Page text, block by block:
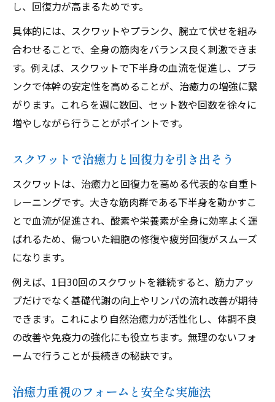
し、回復力が高まるためです。
具体的には、スクワットやプランク、腕立て伏せを組み
合わせることで、全身の筋肉をバランス良く刺激できま
す。例えば、スクワットで下半身の血流を促進し、プラ
ンクで体幹の安定性を高めることが、治癒力の増強に繋
がります。これらを週に数回、セット数や回数を徐々に
増やしながら行うことがポイントです。
スクワットで治癒力と回復力を引き出そう
スクワットは、治癒力と回復力を高める代表的な自重ト
レーニングです。大きな筋肉群である下半身を動かすこ
とで血流が促進され、酸素や栄養素が全身に効率よく運
ばれるため、傷ついた細胞の修復や疲労回復がスムーズ
になります。
例えば、1日30回のスクワットを継続すると、筋力アッ
プだけでなく基礎代謝の向上やリンパの流れ改善が期待
できます。これにより自然治癒力が活性化し、体調不良
の改善や免疫力の強化にも役立ちます。無理のないフォ
ームで行うことが長続きの秘訣です。
治癒力重視のフォームと安全な実施法